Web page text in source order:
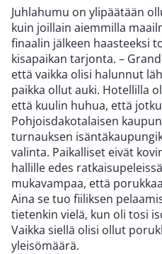
Juhlahumu on ylipäätään
kuin joillain aiemmilla
finaalin jälkeen haasteeksi
kisapaikan tarjonta. –
että vaikka olisi halunnut
paikka ollut auki. Hotellilla
että kuulin huhua, että
Pohjoisdakotalaisen
turnauksen
valinta. Paikalliset eivät
hallille edes
mukavampaa, että
Aina se tuo fiiliksen
tietenkin vielä, kun oli tosi
Vaikka siellä olisi ollut
yleisömäärä.